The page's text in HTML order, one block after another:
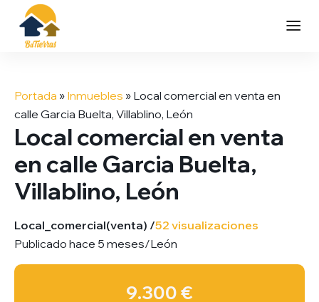
contenido
Portada » Inmuebles » Local comercial en venta en
calle Garcia Buelta, Villablino, León
Local comercial en venta
en calle Garcia Buelta,
Villablino, León
Local_comercial(venta) /52 visualizaciones
Publicado hace 5 meses/León
9.300 €